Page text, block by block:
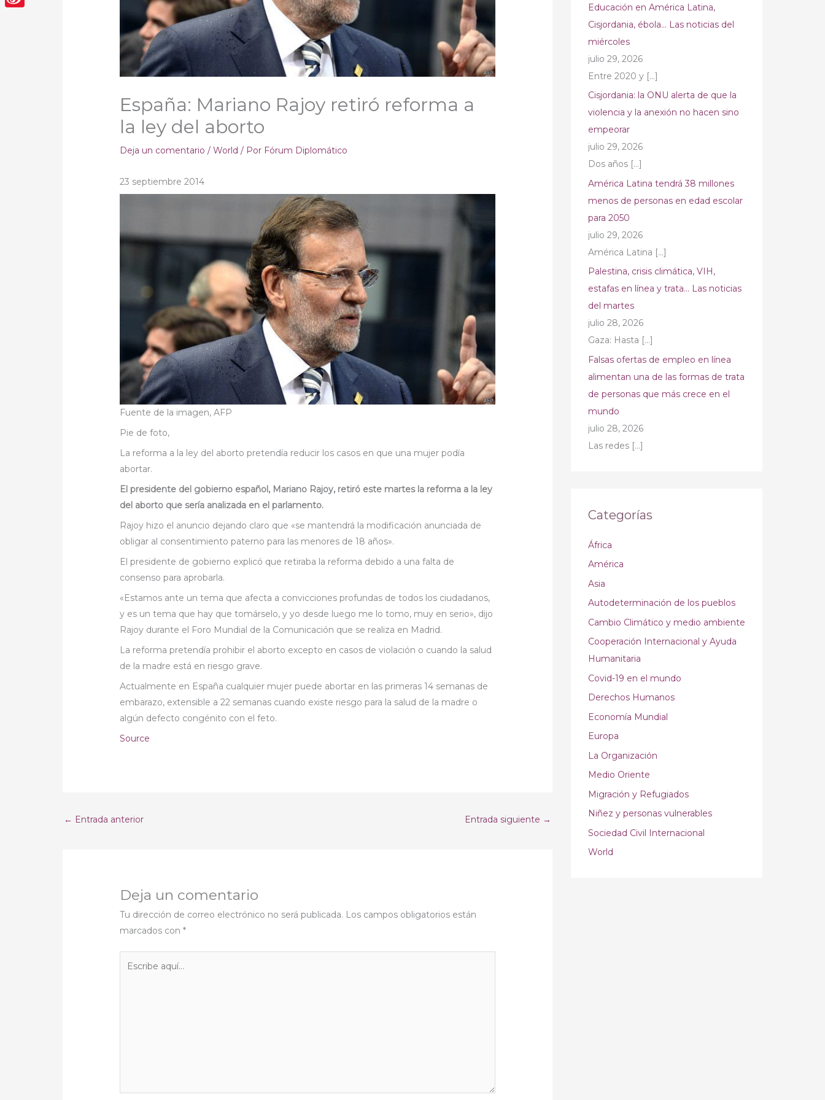
España: Mariano Rajoy retiró reforma a
la ley del aborto
Deja un comentario /World / Por Fórum Diplomático
23 septiembre 2014
Fuente de la imagen,AFP
Pie de foto,
La reforma a la ley del aborto pretendía reducir los casos en que una mujer podía
abortar.
El presidente del gobierno español, Mariano Rajoy, retiró este martes la reforma a la ley
del aborto que sería analizada en el parlamento.
Rajoy hizo el anuncio dejando claro que «se mantendrá la modificación anunciada de
obligar al consentimiento paterno para las menores de 18 años».
El presidente de gobierno explicó que retiraba la reforma debido a una falta de
consenso para aprobarla.
«Estamos ante un tema que afecta a convicciones profundas de todos los ciudadanos,
y es un tema que hay que tomárselo, y yo desde luego me lo tomo, muy en serio», dijo
Rajoy durante el Foro Mundial de la Comunicación que se realiza en Madrid.
La reforma pretendía prohibir el aborto excepto en casos de violación o cuando la salud
de la madre está en riesgo grave.
Actualmente en España cualquier mujer puede abortar en las primeras 14 semanas de
embarazo, extensible a 22 semanas cuando existe riesgo para la salud de la madre o
algún defecto congénito con el feto.
Source
← Entrada anterior Entrada siguiente →
Deja un comentario
Tu dirección de correo electrónico no será publicada. Los campos obligatorios están
marcados con*
Educación en América Latina,
Cisjordania, ébola… Las noticias del
miércoles
julio 29, 2026
Entre 2020 y […]
Cisjordania: la ONU alerta de que la
violencia y la anexión no hacen sino
empeorar
julio 29, 2026
Dos años […]
América Latina tendrá 38 millones
menos de personas en edad escolar
para 2050
julio 29, 2026
América Latina […]
Palestina, crisis climática, VIH,
estafas en línea y trata… Las noticias
del martes
julio 28, 2026
Gaza: Hasta […]
Falsas ofertas de empleo en línea
alimentan una de las formas de trata
de personas que más crece en el
mundo
julio 28, 2026
Las redes […]
Categorías
África
América
Asia
Autodeterminación de los pueblos
Cambio Climático y medio ambiente
Cooperación Internacional y Ayuda
Humanitaria
Covid-19 en el mundo
Derechos Humanos
Economía Mundial
Europa
La Organización
Medio Oriente
Migración y Refugiados
Niñez y personas vulnerables
Sociedad Civil Internacional
World